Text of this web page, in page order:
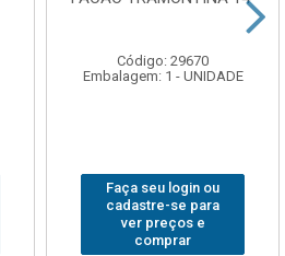
Código: 29670
Embalagem: 1 - UNIDADE
Faça seu login ou
cadastre-se para
ver preços e
comprar